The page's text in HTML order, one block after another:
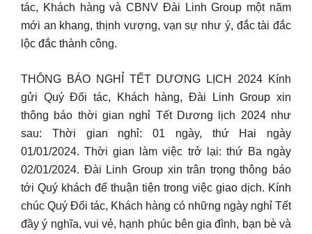
tác, Khách hàng và CBNV Đài Linh Group một năm
mới an khang, thịnh vượng, vạn sự như ý, đắc tài đắc
lộc đắc thành công.
THÔNG BÁO NGHỈ TẾT DƯƠNG LỊCH 2024 Kính
gửi Quý Đối tác, Khách hàng, Đài Linh Group xin
thông báo thời gian nghỉ Tết Dương lịch 2024 như
sau: Thời gian nghỉ: 01 ngày, thứ Hai ngày
01/01/2024. Thời gian làm việc trở lại: thứ Ba ngày
02/01/2024. Đài Linh Group xin trân trọng thông báo
tới Quý khách để thuận tiện trong việc giao dịch. Kính
chúc Quý Đối tác, Khách hàng có những ngày nghỉ Tết
đầy ý nghĩa, vui vẻ, hạnh phúc bên gia đình, bạn bè và